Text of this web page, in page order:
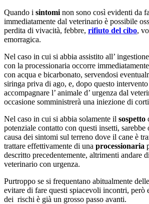
Quando i sintomi non sono così evidenti da
immediatamente dal veterinario è possibile
perdita di vivacità, febbre, rifiuto del cibo,
emorragica.
Nel caso in cui si abbia assistito all’
con la processionaria occorre
con acqua e bicarbonato, servendosi
siringa priva di ago, e, dopo questo
accompagnare l’ animale d’ urgenza dal
occasione somministrerà una iniezione di
Nel caso in cui si abbia solamente il sospetto
potenziale contatto con questi insetti, sarebbe
causa dei sintomi sul terreno dove il cane è
trattare effettivamente di una processionaria
descritto precedentemente, altrimenti andare
veterinario con urgenza.
Purtroppo se si frequentano abitualmente delle
evitare di fare questi spiacevoli incontri, però
dei rischi è già un grosso passo avanti.